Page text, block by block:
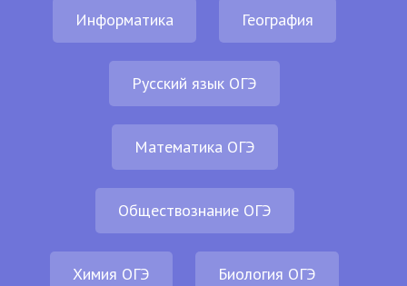
Информатика География
Русский язык ОГЭ
Математика ОГЭ
Обществознание ОГЭ
Химия ОГЭ Биология ОГЭ